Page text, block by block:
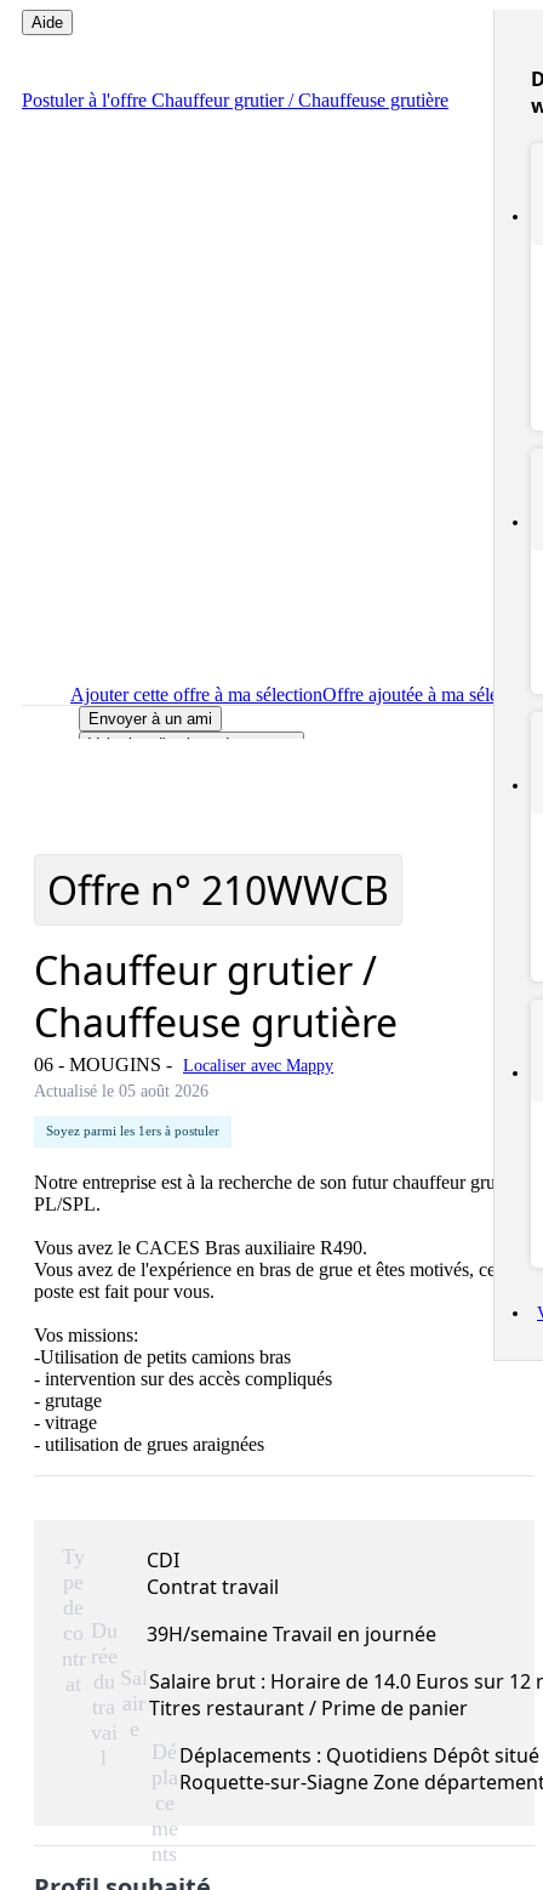
Aide
Postulerà l'offre Chauffeur grutier / Chauffeuse grutière
Ajouter cette offre à ma sélectionOffre ajoutée à ma sélection
Envoyer à un ami
Voir plus d'options de partage
Offre n° 210WWCB
Chauffeur grutier /
Chauffeuse grutière
06 - MOUGINS - Localiser avec Mappy
Actualisé le 05 août 2026
Soyez parmi les 1ers à postuler
Notre entreprise est à la recherche de son futur chauffeur grutier
PL/SPL.
Vous avez le CACES Bras auxiliaire R490.
Vous avez de l'expérience en bras de grue et êtes motivés, ce
poste est fait pour vous.
Vos missions:
-Utilisation de petits camions bras
- intervention sur des accès compliqués
- grutage
- vitrage
- utilisation de grues araignées
Ty
pe
de
co
ntr
at
CDI
Contrat travail
Du
rée
du
tra
vai
l
39H/semaine Travail en journée
Sal
air
e
Salaire brut : Horaire de 14.0 Euros sur 12
Titres restaurant / Prime de panier
Dé
pla
ce
me
nts
Déplacements : Quotidiens Dépôt situé
Roquette-sur-Siagne Zone